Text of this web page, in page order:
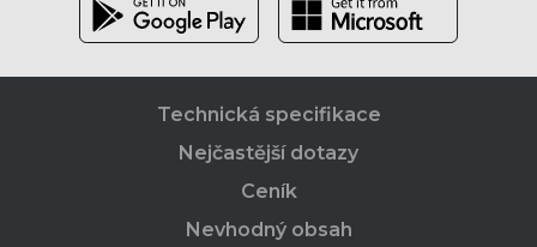
Technická specifikace
Nejčastější dotazy
Ceník
Nevhodný obsah